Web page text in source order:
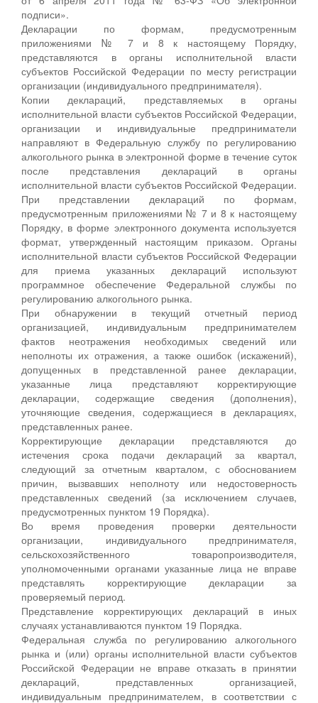
подписи».
Декларации по формам, предусмотренным
приложениями № 7 и 8 к настоящему Порядку,
представляются в органы исполнительной власти
субъектов Российской Федерации по месту регистрации
организации (индивидуального предпринимателя).
Копии деклараций, представляемых в органы
исполнительной власти субъектов Российской Федерации,
организации и индивидуальные предприниматели
направляют в Федеральную службу по регулированию
алкогольного рынка в электронной форме в течение суток
после представления деклараций в органы
исполнительной власти субъектов Российской Федерации.
При представлении деклараций по формам,
предусмотренным приложениями № 7 и 8 к настоящему
Порядку, в форме электронного документа используется
формат, утвержденный настоящим приказом. Органы
исполнительной власти субъектов Российской Федерации
для приема указанных деклараций используют
программное обеспечение Федеральной службы по
регулированию алкогольного рынка.
При обнаружении в текущий отчетный период
организацией, индивидуальным предпринимателем
фактов неотражения необходимых сведений или
неполноты их отражения, а также ошибок (искажений),
допущенных в представленной ранее декларации,
указанные лица представляют корректирующие
декларации, содержащие сведения (дополнения),
уточняющие сведения, содержащиеся в декларациях,
представленных ранее.
Корректирующие декларации представляются до
истечения срока подачи деклараций за квартал,
следующий за отчетным кварталом, с обоснованием
причин, вызвавших неполноту или недостоверность
представленных сведений (за исключением случаев,
предусмотренных пунктом 19 Порядка).
Во время проведения проверки деятельности
организации, индивидуального предпринимателя,
сельскохозяйственного товаропроизводителя,
уполномоченными органами указанные лица не вправе
представлять корректирующие декларации за
проверяемый период.
Представление корректирующих деклараций в иных
случаях устанавливаются пунктом 19 Порядка.
Федеральная служба по регулированию алкогольного
рынка и (или) органы исполнительной власти субъектов
Российской Федерации не вправе отказать в принятии
деклараций, представленных организацией,
индивидуальным предпринимателем, в соответствии с